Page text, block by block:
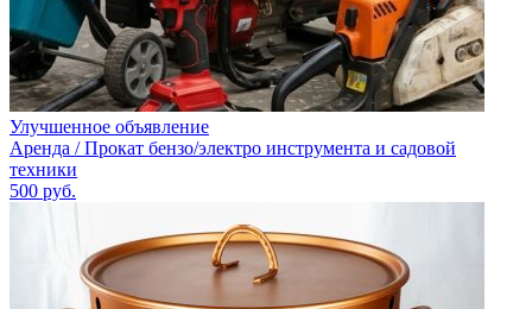
Улучшенное объявление
Аренда / Прокат бензо/электро инструмента и садовой
техники
500 руб.